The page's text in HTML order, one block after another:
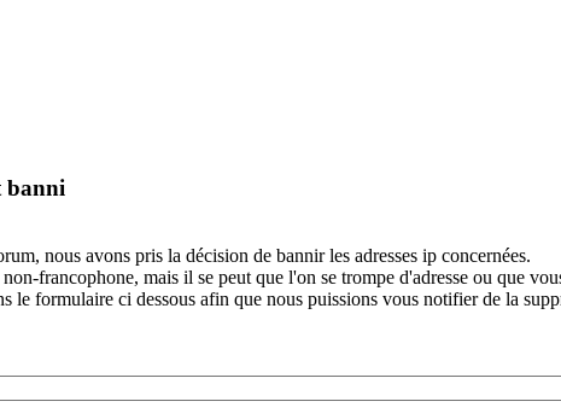
banni
nous avons pris la décision de bannir les adresses ip concernées.
francophone, mais il se peut que l'on se trompe d'adresse ou que
le formulaire ci dessous afin que nous puissions vous notifier de la